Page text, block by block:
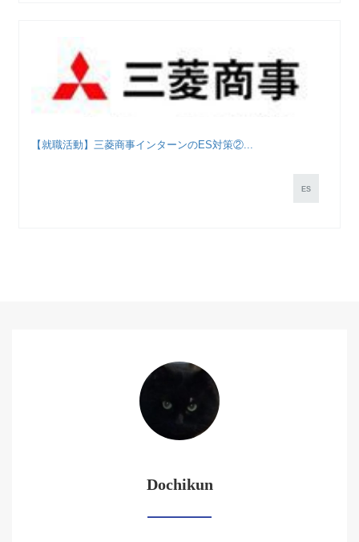
【就職活動】三菱商事インターンのES対策②...
ES
Dochikun